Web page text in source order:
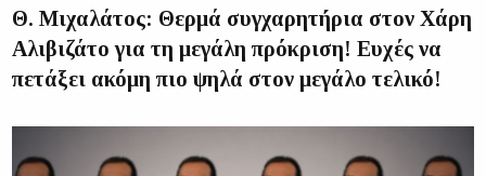
Θ. Μιχαλάτος: Θερμά συγχαρητήρια στον Χάρη
Αλιβιζάτο για τη μεγάλη πρόκριση! Ευχές να
πετάξει ακόμη πιο ψηλά στον μεγάλο τελικό!